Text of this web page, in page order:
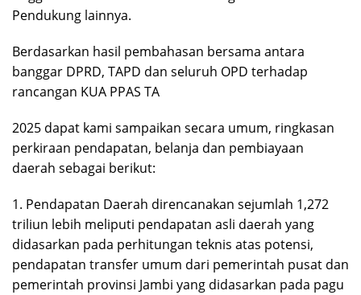
Pendukung lainnya.
Berdasarkan hasil pembahasan bersama antara
banggar DPRD, TAPD dan seluruh OPD terhadap
rancangan KUA PPAS TA
2025 dapat kami sampaikan secara umum, ringkasan
perkiraan pendapatan, belanja dan pembiayaan
daerah sebagai berikut:
1. Pendapatan Daerah direncanakan sejumlah 1,272
triliun lebih meliputi pendapatan asli daerah yang
didasarkan pada perhitungan teknis atas potensi,
pendapatan transfer umum dari pemerintah pusat dan
pemerintah provinsi Jambi yang didasarkan pada pagu